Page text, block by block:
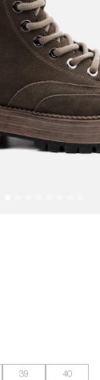
39 40